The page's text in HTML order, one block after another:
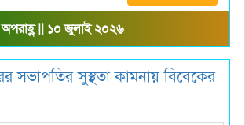
|| ১০ জুলাই ২০২৬
সভাপতির সুস্থতা কামনায় বিবেকের